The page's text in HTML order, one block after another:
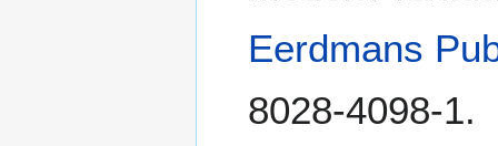
Eerdmans
8028-4098-1.